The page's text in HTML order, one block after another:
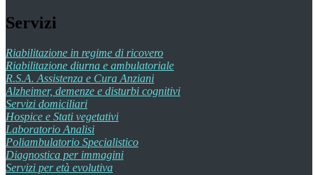
Servizi
Riabilitazione in regime di ricovero
Riabilitazione diurna e ambulatoriale
R.S.A. Assistenza e Cura Anziani
Alzheimer, demenze e disturbi cognitivi
Servizi domiciliari
Hospice e Stati vegetativi
Laboratorio Analisi
Poliambulatorio Specialistico
Diagnostica per immagini
Servizi per età evolutiva